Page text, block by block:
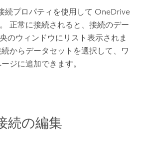
続プロパティを使用して OneDrive
正常に接続されると、接続のデー
のウィンドウにリスト表示されま
からデータセットを選択して、ワ
ジに追加できます。
続の編集